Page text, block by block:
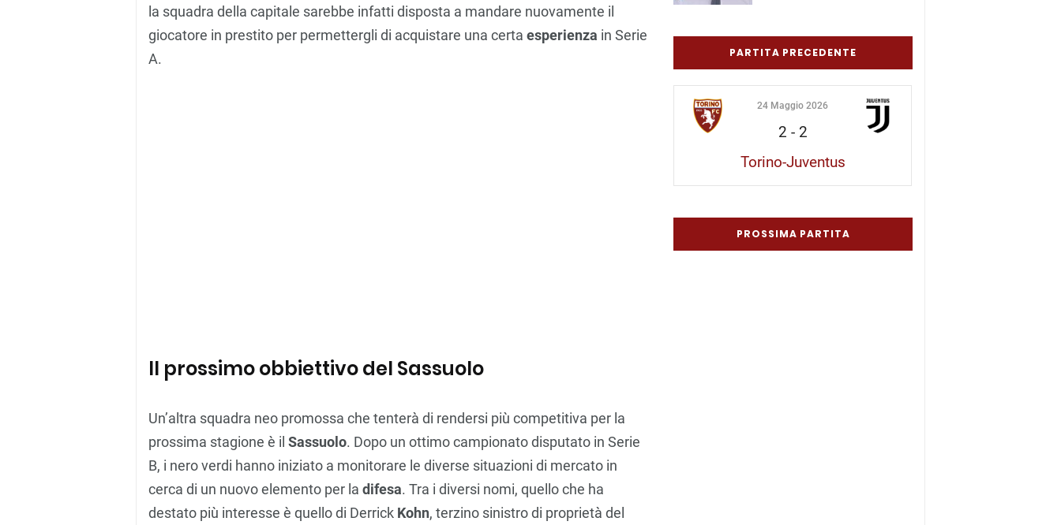
la squadra della capitale sarebbe infatti disposta a mandare nuovamente il
giocatore in prestito per permettergli di acquistare una certa esperienza in Serie
A.
Il prossimo obbiettivo del Sassuolo
Un’altra squadra neo promossa che tenterà di rendersi più competitiva per la
prossima stagione è il Sassuolo. Dopo un ottimo campionato disputato in Serie
B, i nero verdi hanno iniziato a monitorare le diverse situazioni di mercato in
cerca di un nuovo elemento per la difesa. Tra i diversi nomi, quello che ha
destato più interesse è quello di Derrick Kohn, terzino sinistro di proprietà del
PARTITA PRECEDENTE
24 Maggio 2026
2 - 2
Torino-Juventus
PROSSIMA PARTITA